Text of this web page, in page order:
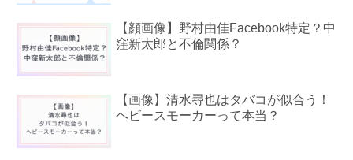
【顔画像】野村由佳Facebook特定？中
窪新太郎と不倫関係？
【画像】清水尋也はタバコが似合う！
ヘビースモーカーって本当？